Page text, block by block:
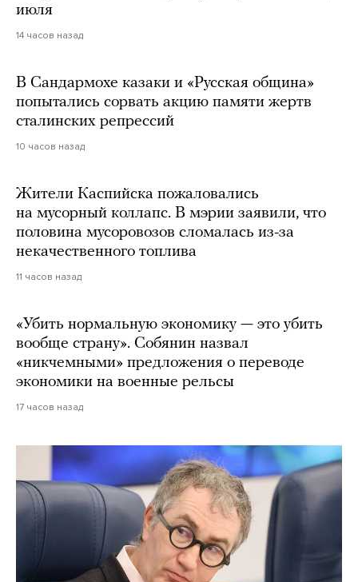
июля
14 часов назад
В Сандармохе казаки и «Русская община»
попытались сорвать акцию памяти жертв
сталинских репрессий
10 часов назад
Жители Каспийска пожаловались
на мусорный коллапс. В мэрии заявили, что
половина мусоровозов сломалась из-за
некачественного топлива
11 часов назад
«Убить нормальную экономику — это убить
вообще страну». Собянин назвал
«никчемными» предложения о переводе
экономики на военные рельсы
17 часов назад